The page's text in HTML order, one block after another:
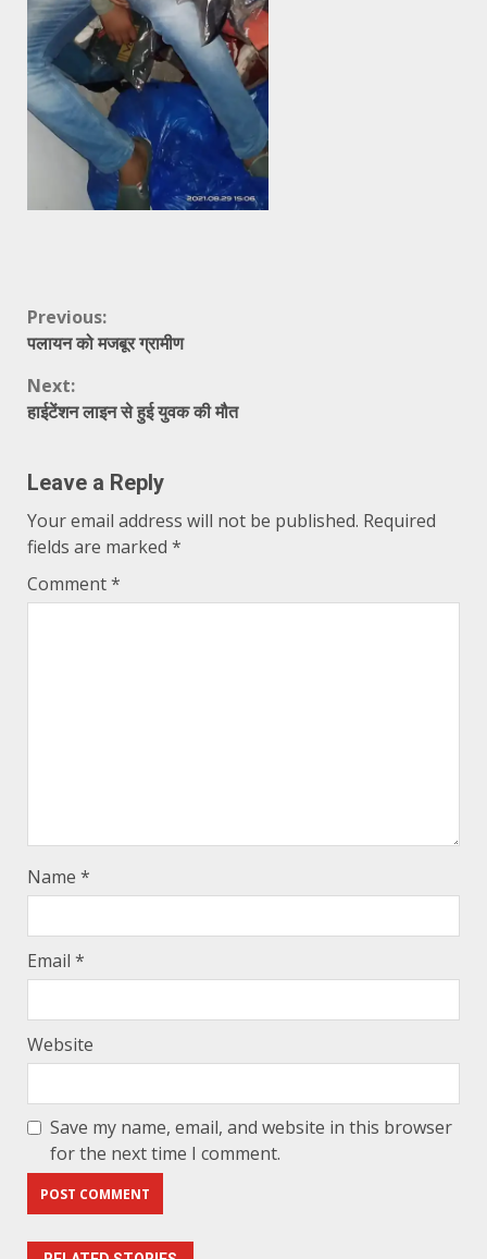
Continue
Previous:
पलायन को मजबूर ग्रामीण
Next:
हाईटेंशन लाइन से हुई युवक की मौत
Leave a Reply
Your email address will not be published. Required
fields are marked *
Comment*
Name *
Email *
Website
Save my name, email, and website in this browser
for the next time I comment.